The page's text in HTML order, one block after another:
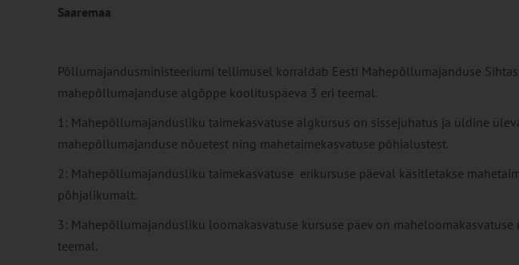
Saaremaa
Põllumajandusministeeriumi tellimusel korraldab Eesti Mahepõllumajanduse
mahepõllumajanduse algõppe koolituspäeva 3 eri teemal.
1: Mahepõllumajandusliku taimekasvatuse algkursus on sissejuhatus ja üldine
mahepõllumajanduse nõuetest ning mahetaimekasvatuse põhialustest.
2: Mahepõllumajandusliku taimekasvatuse erikursuse päeval käsitletakse
põhjalikumalt.
3: Mahepõllumajandusliku loomakasvatuse kursuse päev on
teemal.